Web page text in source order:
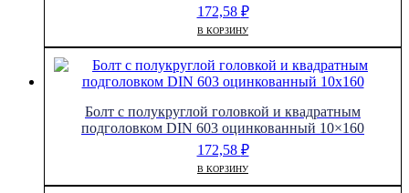
172,58 ₽
В КОРЗИНУ
Болт с полукруглой головкой и квадратным
подголовком DIN 603 оцинкованный 10×160
172,58 ₽
В КОРЗИНУ